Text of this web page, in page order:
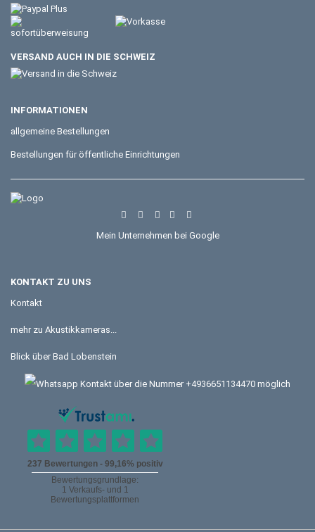
VERSAND AUCH IN DIE SCHWEIZ
INFORMATIONEN
allgemeine Bestellungen
Bestellungen für öffentliche Einrichtungen
Mein Unternehmen bei Google
KONTAKT ZU UNS
Kontakt
mehr zu Akustikkameras...
Blick über Bad Lobenstein